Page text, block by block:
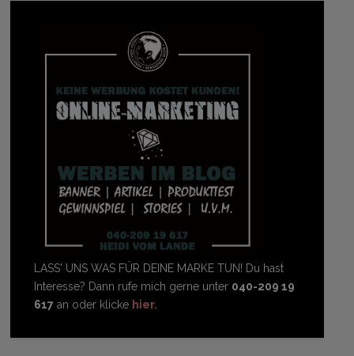
LASS' UNS WAS FÜR DEINE MARKE TUN! Du hast
Interesse? Dann rufe mich gerne unter 040-209 19
617 an oder klicke hier.